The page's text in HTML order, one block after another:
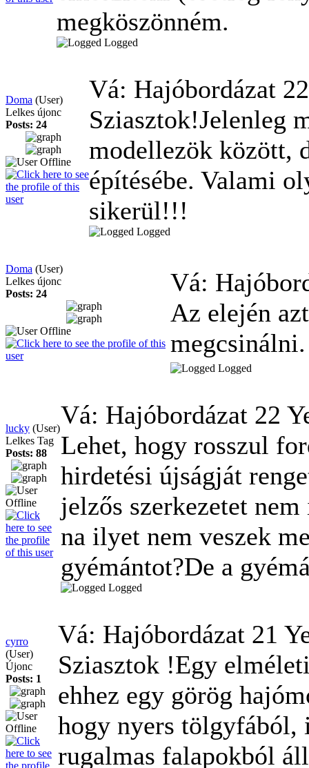
megköszönném.
Logged
Doma (User)
Lelkes újonc
Posts: 24
Vá: Hajóbordázat
Sziasztok!Jelenleg
modellezök között,
építésébe. Valami
sikerül!!!
Logged
Doma (User)
Lelkes újonc
Posts: 24
Vá:
Az elején
Logged
lucky (User)
Lelkes Tag
Posts: 88
Vá: Hajóbordázat 22
Lehet, hogy rosszul
hirdetési újságját
jelzős szerkezetet
na ilyet nem veszek
gyémántot?De a
Logged
cyrro
(User)
Újonc
Posts: 1
Vá: Hajóbordázat 21
Sziasztok !Egy
ehhez egy görög
hogy nyers tölgyfából,
rugalmas falapokból